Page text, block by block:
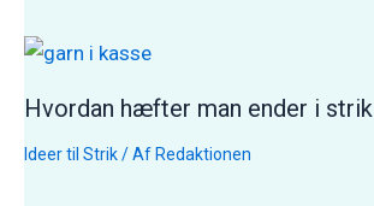
Hvordan hæfter man ender i strik
Ideer til Strik/ Af Redaktionen